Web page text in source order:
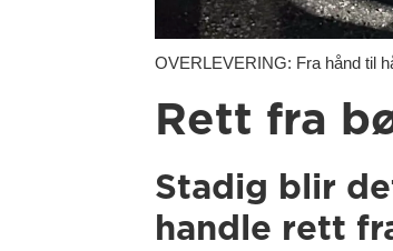
OVERLEVERING: Fra hånd til
Rett fra
Stadig blir
handle rett